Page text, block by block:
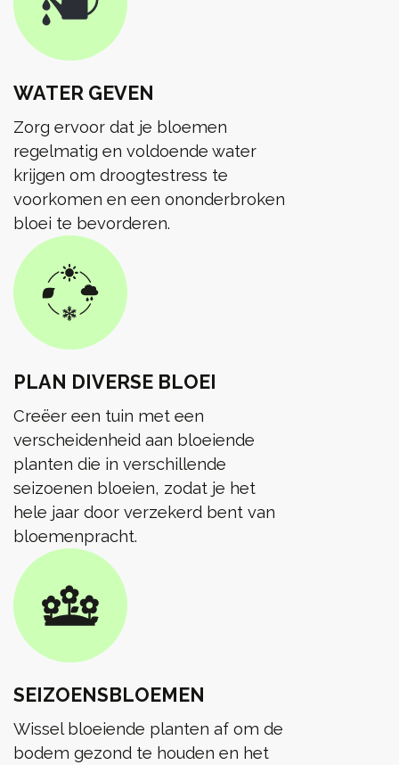
WATER GEVEN
Zorg ervoor dat je bloemen
regelmatig en voldoende water
krijgen om droogtestress te
voorkomen en een ononderbroken
bloei te bevorderen.
PLAN DIVERSE BLOEI
Creëer een tuin met een
verscheidenheid aan bloeiende
planten die in verschillende
seizoenen bloeien, zodat je het
hele jaar door verzekerd bent van
bloemenpracht.
SEIZOENSBLOEMEN
Wissel bloeiende planten af om de
bodem gezond te houden en het